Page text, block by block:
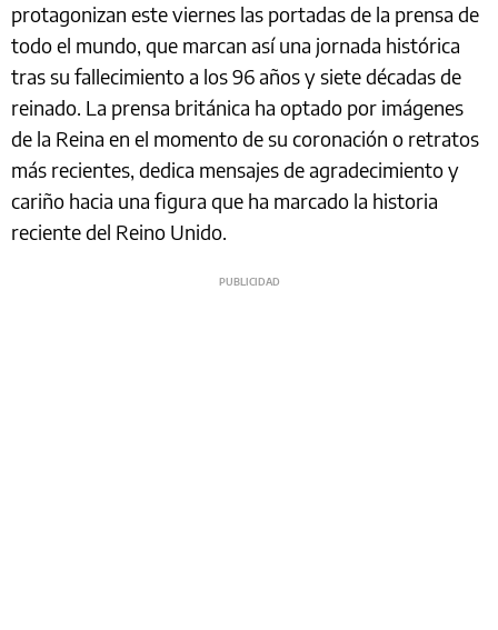
protagonizan este viernes las portadas de la prensa de
todo el mundo, que marcan así una jornada histórica
tras su fallecimiento a los 96 años y siete décadas de
reinado. La prensa británica ha optado por imágenes
de la Reina en el momento de su coronación o retratos
más recientes, dedica mensajes de agradecimiento y
cariño hacia una figura que ha marcado la historia
reciente del Reino Unido.